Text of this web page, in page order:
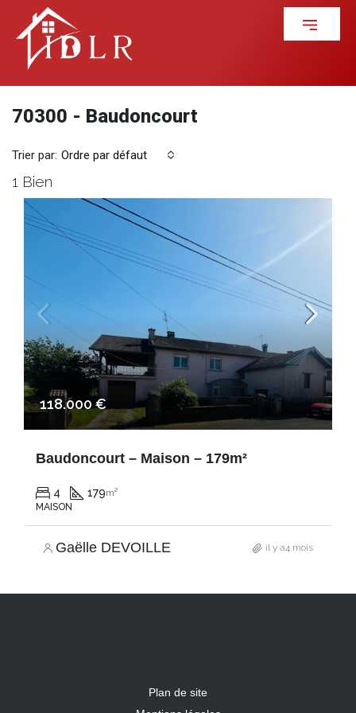
70300 - Baudoncourt
1 Bien
Trier par: Ordre par défaut
118.000 €
Baudoncourt – Maison – 179m²
4 179m²
MAISON
Gaëlle DEVOILLE il y a4 mois
Plan de site